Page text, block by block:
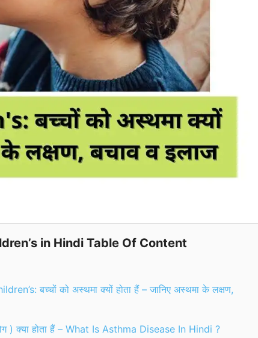
in Hindi Table Of Content
बच्चों को अस्थमा क्यों होता हैं – जानिए अस्थमा के लक्षण,
) क्या होता हैं – What Is Asthma Disease In Hindi ?